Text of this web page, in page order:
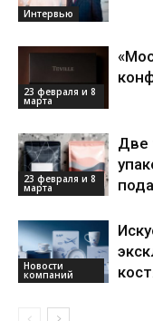
Интервью
23 февраля и 8
марта
23 февраля и 8
марта
Две
Новости
компаний